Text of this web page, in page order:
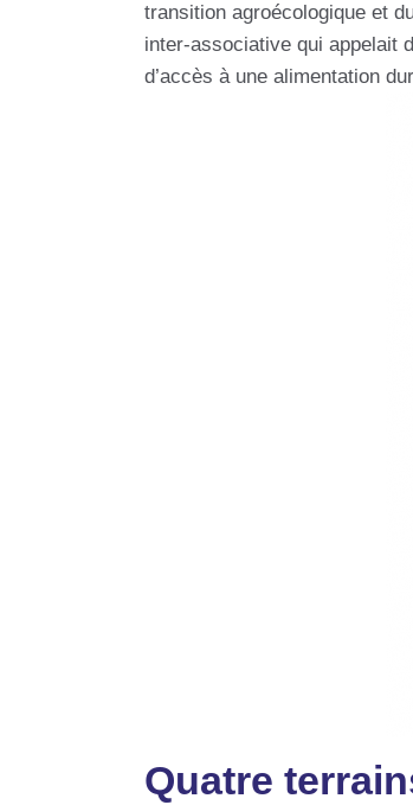
transition agroécologique et
inter-associative qui appelait
d’accès à une alimentation
Quatre